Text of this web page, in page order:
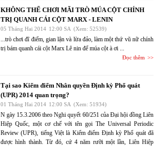
KHÔNG THỂ CHƠI MÃI TRÒ MÚA CỘT CHÍNH
TRỊ QUANH CÁI CỘT MARX - LENIN
05 Tháng Hai 2014 12:00 SA (Xem: 52539)
...trò chơi đĩ điếm, gian lận và lừa đảo, làm một thứ vũ nữ chính
trị bám quanh cái cột Marx Lê nin để múa cột à ơi ...
Đọc thêm
Tại sao Kiểm điểm Nhân quyền Định kỳ Phổ quát
(UPR) 2014 quan trọng?
01 Tháng Hai 2014 12:00 SA (Xem: 51934)
N gày 15.3.2006 theo Nghi quyết 60/251 của Đại hội đồng Liên
Hiệp Quốc, một cơ chế với tên gọi The Universal Periodic
Review (UPR), tiếng Việt là Kiểm điểm Định kỳ Phổ quát đã
được hình thành. Từ đó, cứ 4 năm rưỡi một lần, Liên Hiệp